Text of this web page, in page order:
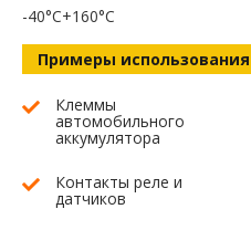
-40°C+160°C
Примеры использования
Клеммы
автомобильного
аккумулятора
Контакты реле и
датчиков